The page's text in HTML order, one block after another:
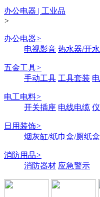
办公电器 | 工业品
>
办公电器>
电视影音 热水器/开
五金工具>
手动工具 工具套装
电工电料>
开关插座 电线电缆
日用装饰>
烟灰缸/纸巾盒/厕纸盒
消防用品>
消防器材 应急警示